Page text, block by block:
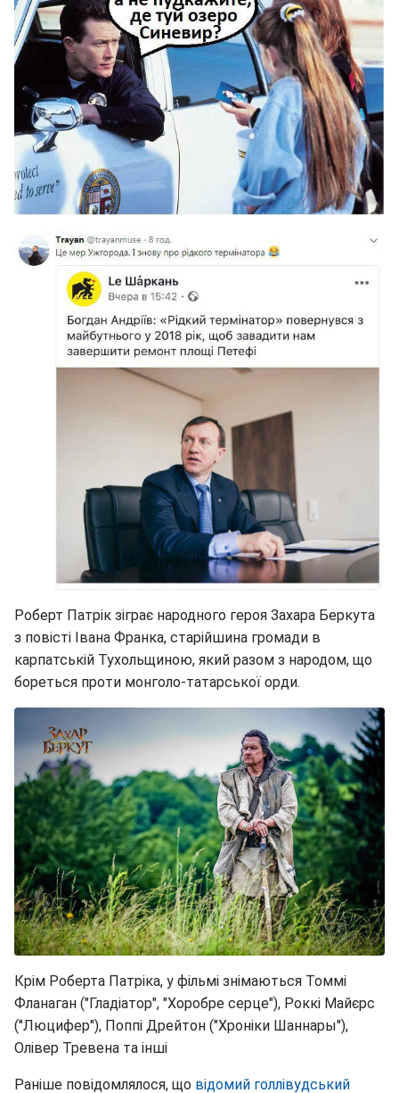
Роберт Патрік зіграє народного героя Захара Беркута
з повісті Івана Франка, старійшина громади в
карпатській Тухольщиною, який разом з народом, що
бореться проти монголо-татарської орди.
Крім Роберта Патріка, у фільмі знімаються Томмі
Фланаган ("Гладіатор", "Хоробре серце"), Роккі Майєрс
("Люцифер"), Поппі Дрейтон ("Хроніки Шаннары"),
Олівер Тревена та інші
Раніше повідомлялося, що відомий голлівудський